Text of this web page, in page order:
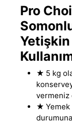
Pro
★ 5 kg
vermeniz
★